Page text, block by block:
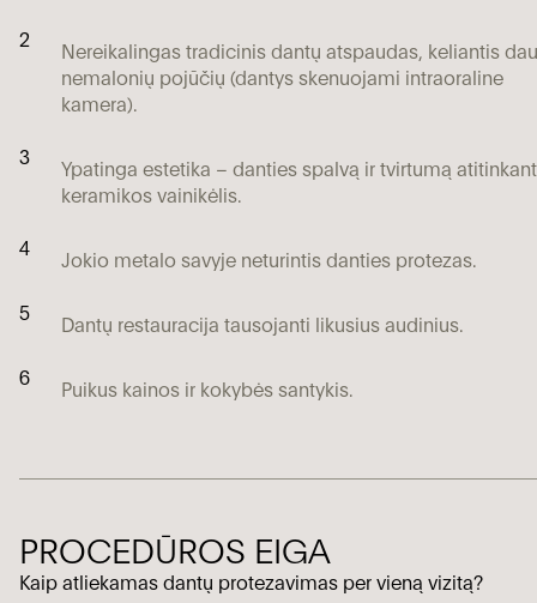
2
Nereikalingas tradicinis dantų atspaudas, keliantis
nemalonių pojūčių (dantys skenuojami intraoraline
kamera).
3
Ypatinga estetika – danties spalvą ir tvirtumą
keramikos vainikėlis.
4 Jokio metalo savyje neturintis danties protezas.
5 Dantų restauracija tausojanti likusius audinius.
6 Puikus kainos ir kokybės santykis.
PROCEDŪROS EIGA
Kaip atliekamas dantų protezavimas per vieną vizitą?